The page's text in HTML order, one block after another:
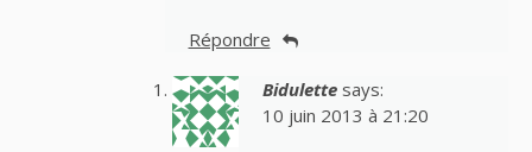
Répondre
Bidulette says:
10 juin 2013 à 21:20